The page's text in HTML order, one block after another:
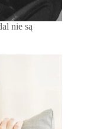
nie są